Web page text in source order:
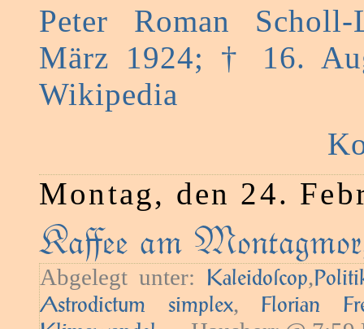
Peter Roman
März 1924; † 16.
Wikipedia
Montag, den 24.
Kaﬀee am
Abgelegt unter: Kaleidoſcop,
Astrodictum simplex, Florian